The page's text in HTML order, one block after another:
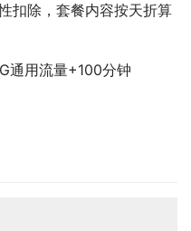
扣除，套餐内容按天折算
通用流量+100分钟